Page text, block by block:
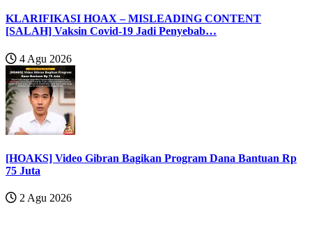
KLARIFIKASI HOAX – MISLEADING CONTENT
[SALAH] Vaksin Covid-19 Jadi Penyebab…
4 Agu 2026
[HOAKS] Video Gibran Bagikan Program Dana Bantuan Rp
75 Juta
2 Agu 2026